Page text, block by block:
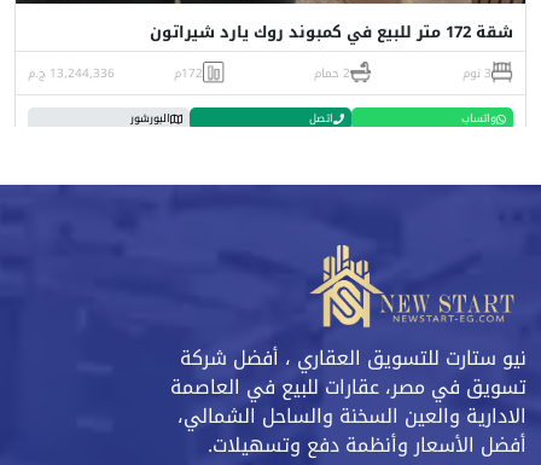
شقة 172 متر للبيع في كمبوند روك يارد شيراتون
3 نوم 2 حمام 172م 13,244,336 ج.م
واتساب اتصل البورشور
نيو ستارت للتسويق العقاري ، أفضل شركة
تسويق في مصر، عقارات للبيع في العاصمة
الادارية والعين السخنة والساحل الشمالي،
أفضل الأسعار وأنظمة دفع وتسهيلات.